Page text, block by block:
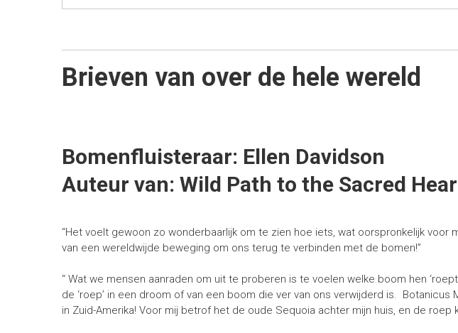
Brieven van over de hele wereld
Bomenfluisteraar: Ellen Davidson
Auteur van: Wild Path to the Sacred
“Het voelt gewoon zo wonderbaarlijk om te zien hoe iets, wat oorspronkelijk
van een wereldwijde beweging om ons terug te verbinden met de bomen!”
“ Wat we mensen aanraden om uit te proberen is te voelen welke boom hen
de ‘roep’ in een droom of van een boom die ver van ons verwijderd is.
in Zuid-Amerika! Voor mij betrof het de oude Sequoia achter mijn huis, en de roep